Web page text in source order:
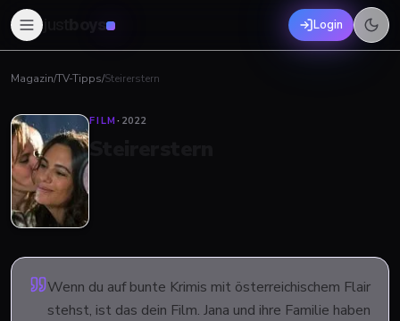
boys Login
Magazin/TV-Tipps/Steirerstern
FILM· 2022
Wenn du auf bunte Krimis mit österreichischem Flair
stehst, ist das dein Film. Jana und ihre Familie haben